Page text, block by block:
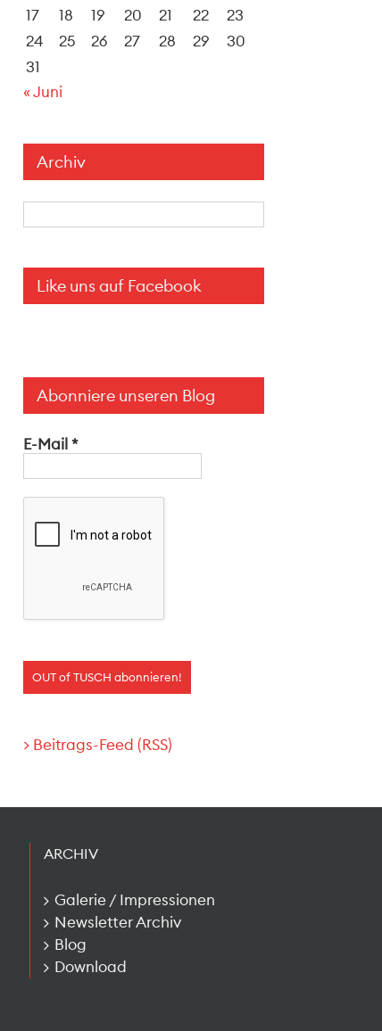
17
18 19 20 21 22
23
24
25 26 27 28 29
30
31
« Juni
Archiv
Like uns auf Facebook
Abonniere unseren Blog
E-Mail*
> Beitrags-Feed (RSS)
ARCHIV
Galerie / Impressionen
Newsletter Archiv
Blog
Download